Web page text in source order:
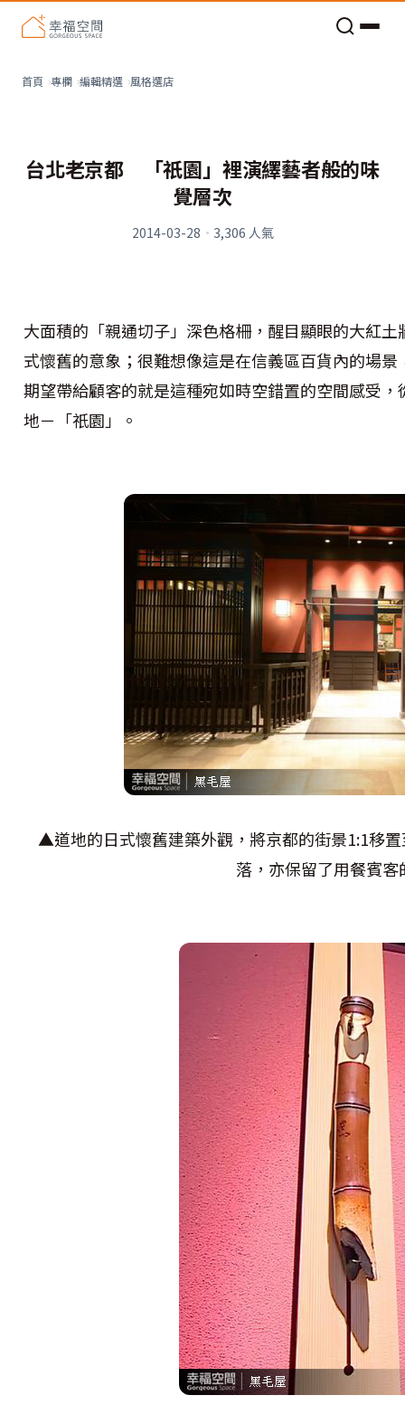
首頁 專欄 編輯精選 風格選店
台北老京都 「祇園」裡演繹藝者般的味
覺層次
2014-03-28 · 3,306 人氣
大面積的「親通切子」深色格柵，醒目顯眼的大紅
式懷舊的意象；很難想像這是在信義區百貨內的場
期望帶給顧客的就是這種宛如時空錯置的空間感受
地－「祇園」。
▲道地的日式懷舊建築外觀，將京都的街景1:1移
落，亦保留了用餐賓客